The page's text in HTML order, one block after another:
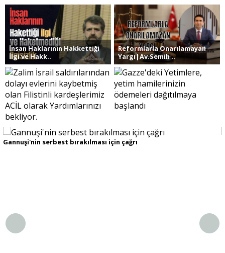
Türkiye
Derkenar
Sivil Toplum
Ekonomi
İnsan Haklarının Hakkettiği
İlgi ve Hakk..
Reformlarla Onarılamayan
Yargı|Av.Semih ..
Gannuşi'nin serbest bırakılması için çağrı